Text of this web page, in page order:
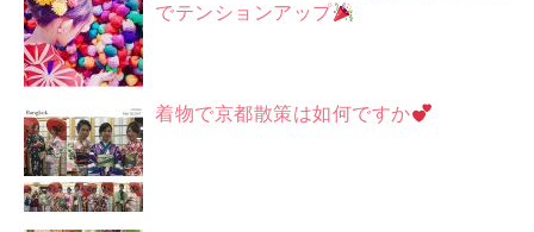
でテンションアップ
着物で京都散策は如何ですか